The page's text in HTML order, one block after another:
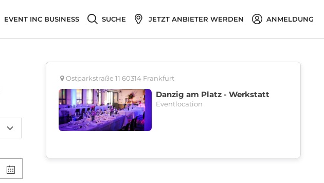
EVENT INC BUSINESS SUCHE JETZT ANBIETER WERDEN ANMELDUNG
Ostparkstraße 11 60314 Frankfurt
Danzig am Platz - Werkstatt
Eventlocation